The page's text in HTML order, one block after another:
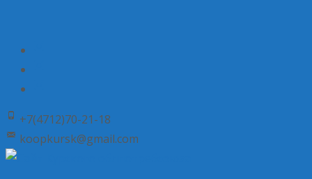
+7(4712)70-21-18
koopkursk@gmail.com